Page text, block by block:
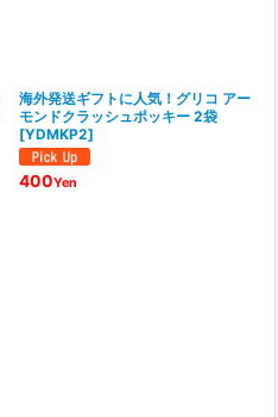
海外発送ギフトに人気！グリコ アー
モンドクラッシュポッキー 2袋
[YDMKP2]
400Yen